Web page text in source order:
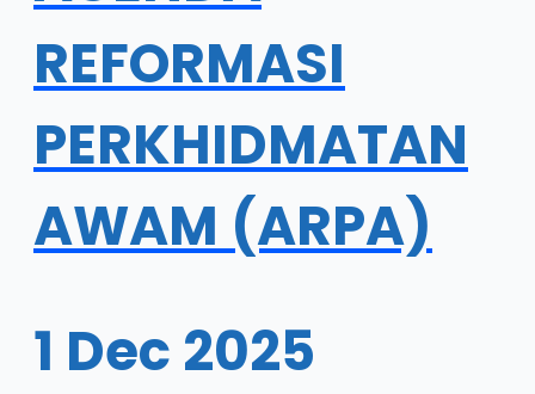
REFORMASI
PERKHIDMATAN
AWAM (ARPA)
1 Dec 2025